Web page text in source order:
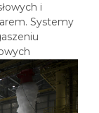
i
Systemy